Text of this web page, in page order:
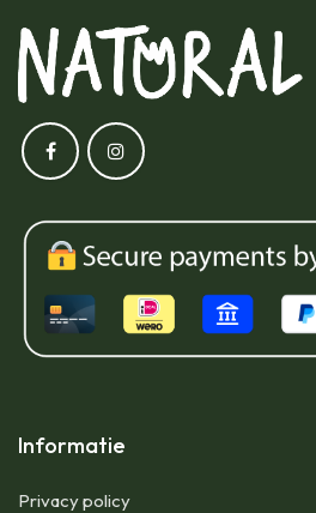
Informatie
Privacy policy